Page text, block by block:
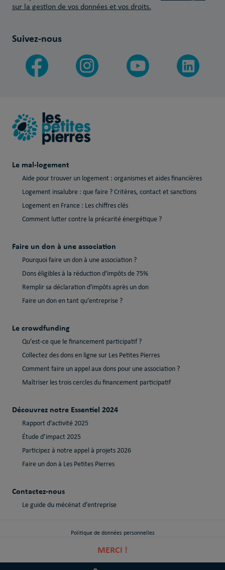
MERCI !
sur la gestion de vos données et vos droits.
Suivez-nous
Le mal-logement
Aide pour trouver un logement : organismes et aides financières
Logement insalubre : que faire ? Critères, contact et sanctions
Logement en France : Les chiffres clés
Comment lutter contre la précarité énergétique ?
Faire un don à une association
Pourquoi faire un don à une association ?
Dons éligibles à la réduction d'impôts de 75%
Remplir sa déclaration d'impôts après un don
Faire un don en tant qu’entreprise ?
Le crowdfunding
Qu’est-ce que le financement participatif ?
Collectez des dons en ligne sur Les Petites Pierres
Comment faire un appel aux dons pour une association ?
Maîtriser les trois cercles du financement participatif
Découvrez notre Essentiel 2024
Rapport d’activité 2025
Étude d’impact 2025
Participez à notre appel à projets 2026
Faire un don à Les Petites Pierres
Contactez-nous
Le guide du mécénat d’entreprise
Politique de données personnelles
Politique de cookies